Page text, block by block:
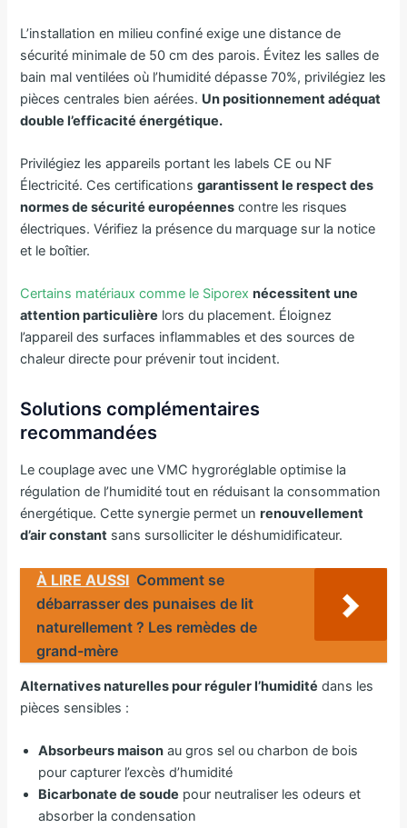
L’installation en milieu confiné exige une distance de
sécurité minimale de 50 cm des parois. Évitez les salles de
bain mal ventilées où l’humidité dépasse 70%, privilégiez les
pièces centrales bien aérées. Un positionnement adéquat
double l’efficacité énergétique.
Privilégiez les appareils portant les labels CE ou NF
Électricité. Ces certificationsgarantissent le respect des
normes de sécurité européennes contre les risques
électriques. Vérifiez la présence du marquage sur la notice
et le boîtier.
Certains matériaux comme le Siporex nécessitent une
attention particulière lors du placement. Éloignez
l’appareil des surfaces inflammables et des sources de
chaleur directe pour prévenir tout incident.
Solutions complémentaires
recommandées
Le couplage avec une VMC hygroréglable optimise la
régulation de l’humidité tout en réduisant la consommation
énergétique. Cette synergie permet unrenouvellement
d’air constant sans sursolliciter le déshumidificateur.
À LIRE AUSSI Comment se
débarrasser des punaises de lit
naturellement​ ? Les remèdes de
grand-mère
Alternatives naturelles pour réguler l’humidité dans les
pièces sensibles :
Absorbeurs maison au gros sel ou charbon de bois
pour capturer l’excès d’humidité
Bicarbonate de soude pour neutraliser les odeurs et
absorber la condensation